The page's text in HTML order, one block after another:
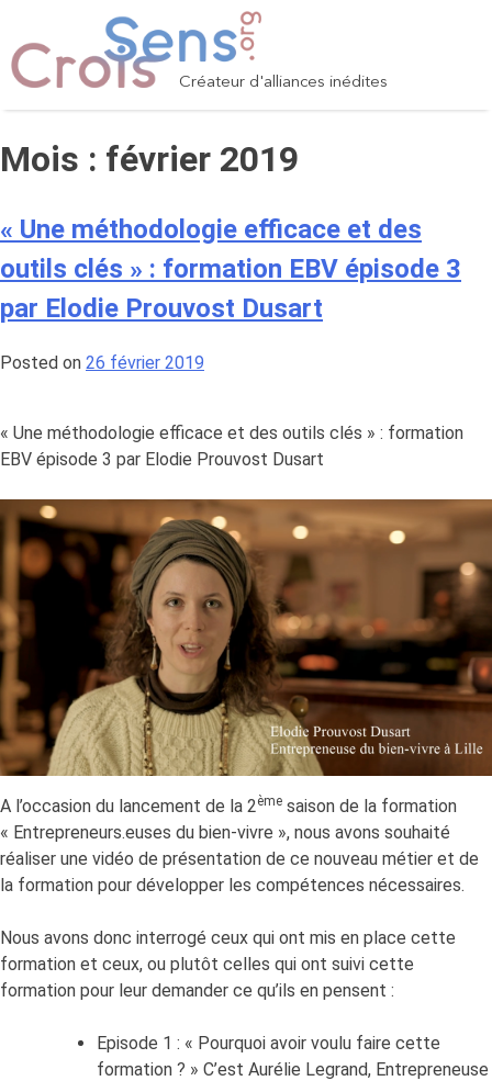
content
Créateur d'alliances inédites
Mois : février 2019
« Une méthodologie efficace et des
outils clés » : formation EBV épisode 3
par Elodie Prouvost Dusart
Posted on 26 février 2019
« Une méthodologie efficace et des outils clés » : formation
EBV épisode 3 par Elodie Prouvost Dusart
A l’occasion du lancement de la 2ème saison de la formation
« Entrepreneurs.euses du bien-vivre », nous avons souhaité
réaliser une vidéo de présentation de ce nouveau métier et de
la formation pour développer les compétences nécessaires.
Nous avons donc interrogé ceux qui ont mis en place cette
formation et ceux, ou plutôt celles qui ont suivi cette
formation pour leur demander ce qu’ils en pensent :
Episode 1 : « Pourquoi avoir voulu faire cette
formation ? » C’est Aurélie Legrand, Entrepreneuse